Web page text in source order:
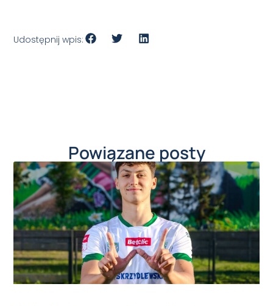
Udostępnij wpis:
Powiązane posty